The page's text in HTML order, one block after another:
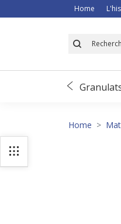
Home
déneigement
Home